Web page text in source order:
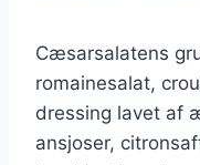
Cæsarsalatens
romainesalat,
dressing lavet af
ansjoser,